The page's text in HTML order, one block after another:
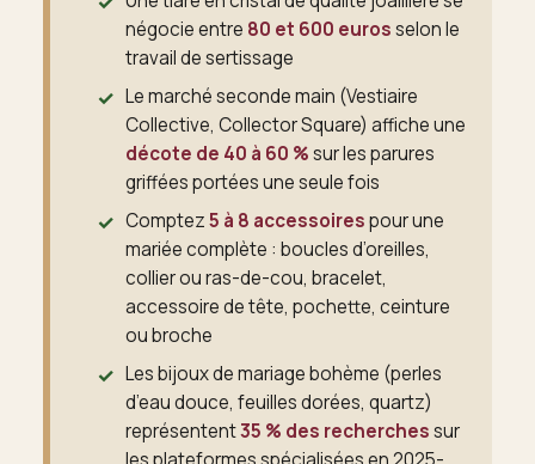
négocie entre 80 et 600 eurosselon le
travail de sertissage
Le marché seconde main (Vestiaire
Collective, Collector Square) affiche une
décote de 40 à 60 %sur les parures
griffées portées une seule fois
Comptez5 à 8 accessoirespour une
mariée complète : boucles d’oreilles,
collier ou ras-de-cou, bracelet,
accessoire de tête, pochette, ceinture
ou broche
Les bijoux de mariage bohème (perles
d’eau douce, feuilles dorées, quartz)
représentent35 % des recherchessur